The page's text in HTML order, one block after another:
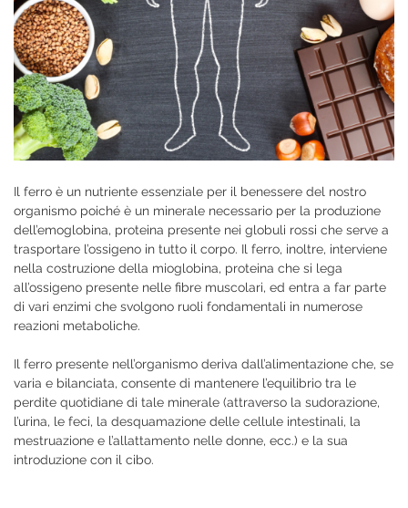
Il ferro è un nutriente essenziale per il benessere del nostro
organismo poiché è un minerale necessario per la produzione
dell’emoglobina, proteina presente nei globuli rossi che serve a
trasportare l’ossigeno in tutto il corpo. Il ferro, inoltre, interviene
nella costruzione della mioglobina, proteina che si lega
all’ossigeno presente nelle fibre muscolari, ed entra a far parte
di vari enzimi che svolgono ruoli fondamentali in numerose
reazioni metaboliche.
Il ferro presente nell’organismo deriva dall’alimentazione che, se
varia e bilanciata, consente di mantenere l’equilibrio tra le
perdite quotidiane di tale minerale (attraverso la sudorazione,
l’urina, le feci, la desquamazione delle cellule intestinali, la
mestruazione e l’allattamento nelle donne, ecc.) e la sua
introduzione con il cibo.